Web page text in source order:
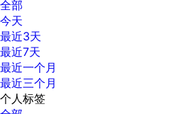
全部
今天
最近3天
最近7天
最近一个月
最近三个月
个人标签